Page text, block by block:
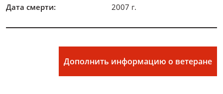
Дата смерти:
2007 г.
Дополнить информацию о ветеране